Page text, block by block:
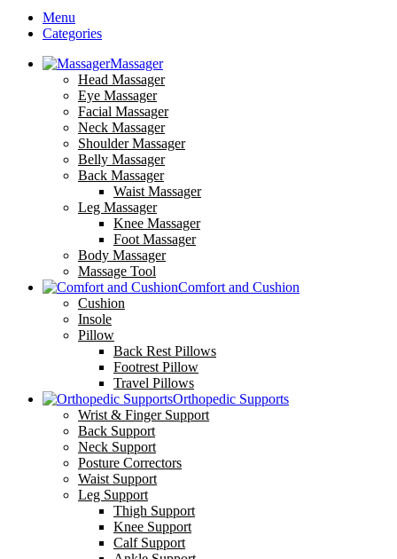
Menu
Categories
Massager
Head Massager
Eye Massager
Facial Massager
Neck Massager
Shoulder Massager
Belly Massager
Back Massager
Waist Massager
Leg Massager
Knee Massager
Foot Massager
Body Massager
Massage Tool
Comfort and Cushion
Cushion
Insole
Pillow
Back Rest Pillows
Footrest Pillow
Travel Pillows
Orthopedic Supports
Wrist & Finger Support
Back Support
Neck Support
Posture Correctors
Waist Support
Leg Support
Thigh Support
Knee Support
Calf Support